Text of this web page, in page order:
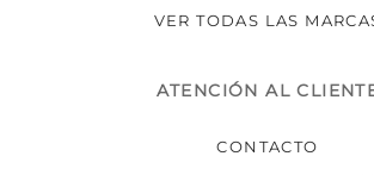
VER TODAS LAS
ATENCIÓN AL
CONTACTO